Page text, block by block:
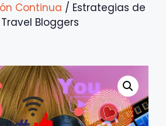
Continua / Estrategias de
Bloggers